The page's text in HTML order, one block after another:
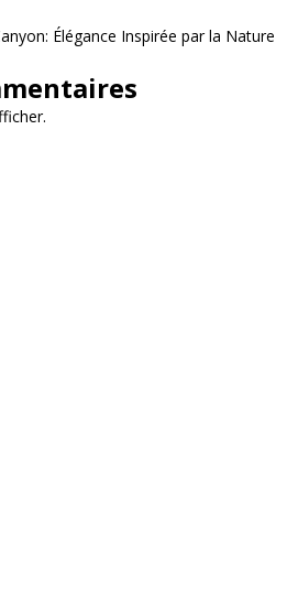
Élégance Inspirée par la Nature